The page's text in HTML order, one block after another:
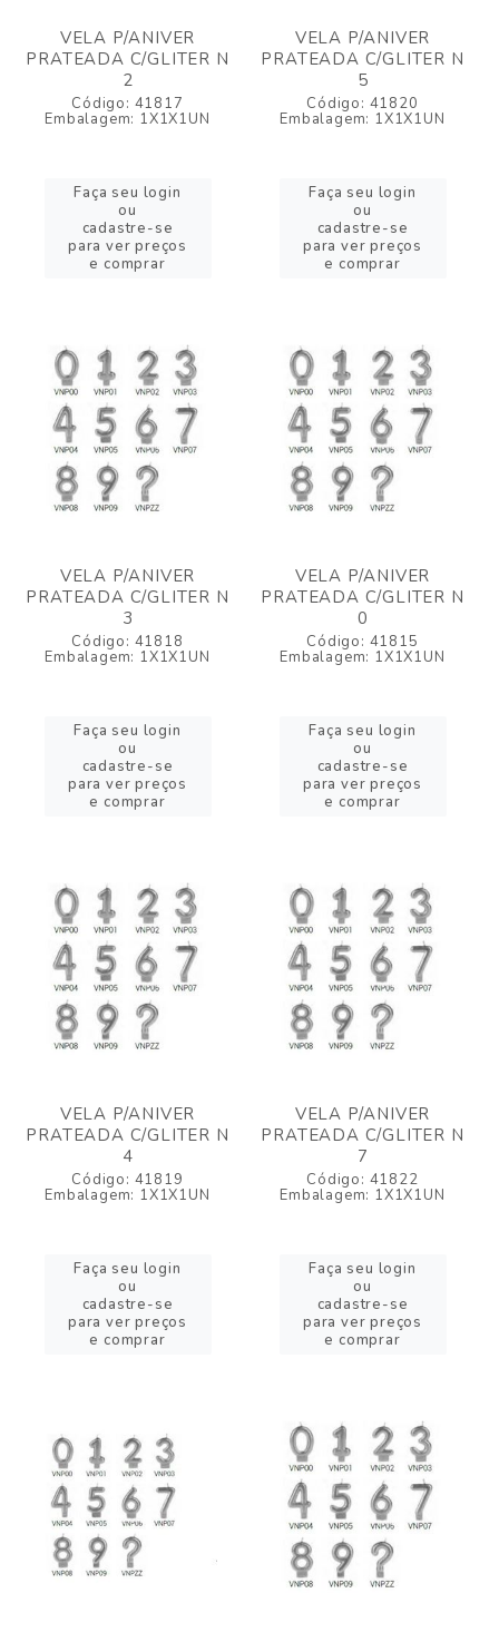
VELA P/ANIVER
PRATEADA C/GLITER N
2
Código: 41817
Embalagem: 1X1X1UN
Faça seu login
ou
cadastre-se
para ver preços
e comprar
VELA P/ANIVER
PRATEADA C/GLITER N
5
Código: 41820
Embalagem: 1X1X1UN
Faça seu login
ou
cadastre-se
para ver preços
e comprar
VELA P/ANIVER
PRATEADA C/GLITER N
3
Código: 41818
Embalagem: 1X1X1UN
Faça seu login
ou
cadastre-se
para ver preços
e comprar
VELA P/ANIVER
PRATEADA C/GLITER N
0
Código: 41815
Embalagem: 1X1X1UN
Faça seu login
ou
cadastre-se
para ver preços
e comprar
VELA P/ANIVER
PRATEADA C/GLITER N
4
Código: 41819
Embalagem: 1X1X1UN
Faça seu login
ou
cadastre-se
para ver preços
e comprar
VELA P/ANIVER
PRATEADA C/GLITER N
7
Código: 41822
Embalagem: 1X1X1UN
Faça seu login
ou
cadastre-se
para ver preços
e comprar